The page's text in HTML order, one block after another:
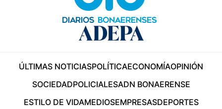
ÚLTIMAS NOTICIASPOLÍTICAECONOMÍAOPINIÓN
SOCIEDADPOLICIALESADN BONAERENSE
ESTILO DE VIDAMEDIOSEMPRESASDEPORTES